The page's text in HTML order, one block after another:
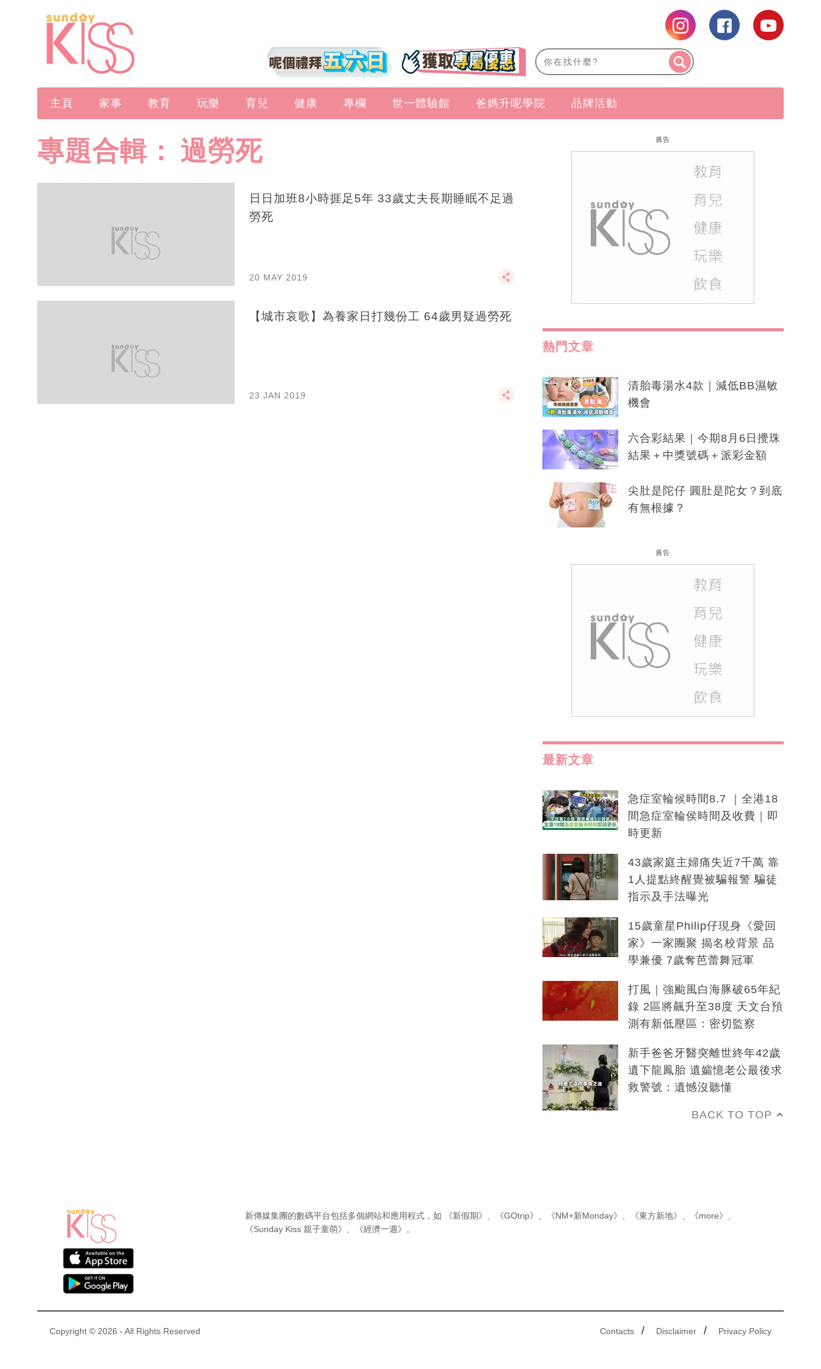
主頁 家事 教育 玩樂 育兒 健康 專欄 世一體驗館 爸媽升呢學院 品牌活動
專題合輯： 過勞死
日日加班8小時捱足5年 33歲丈夫長期睡眠不足過
勞死
20 MAY 2019
【城市哀歌】為養家日打幾份工 64歲男疑過勞死
23 JAN 2019
廣告
熱門文章
清胎毒湯水4款｜減低BB濕敏
機會
六合彩結果｜今期8月6日攪珠
結果＋中獎號碼＋派彩金額
尖肚是陀仔 圓肚是陀女？到底
有無根據？
廣告
最新文章
急症室輪候時間8.7 ｜全港18
間急症室輪侯時間及收費｜即
時更新
43歲家庭主婦痛失近7千萬 靠
1人提點終醒覺被騙報警 騙徒
指示及手法曝光
15歲童星Philip仔現身《愛回
家》一家團聚 揭名校背景 品
學兼優 7歲奪芭蕾舞冠軍
打風｜強颱風白海豚破65年紀
錄 2區將飆升至38度 天文台預
測有新低壓區：密切監察
新手爸爸牙醫突離世終年42歲
遺下龍鳳胎 遺孀憶老公最後求
救警號：遺憾沒聽懂
BACK TO TOP
新傳媒集團的數碼平台包括多個網站和應用程式，如 《新假期》 《GOtrip》 《NM+新Monday》 《東方新地》 《more》
《Sunday Kiss 親子童萌》
《經濟一週》 。
Contacts / Disclaimer / Privacy Policy
Copyright © 2026 - All Rights Reserved